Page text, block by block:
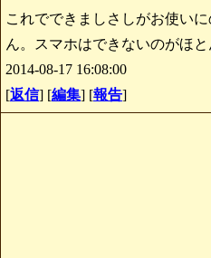
これでできましさしがお使い
ん。スマホはできないのがほと
2014-08-17 16:08:00
[返信] [編集] [報告]